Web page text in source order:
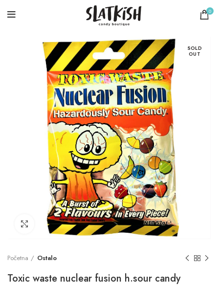
0
SOLD
OUT
Click to enlarge
Početna Ostalo
Toxic waste nuclear fusion h.sour candy